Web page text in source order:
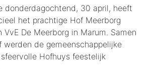
donderdagochtend, 30 april, heeft
het prachtige Hof Meerborg
VvE De Meerborg in Marum. Samen
werden de gemeenschappelijke
Hofhuys feestelijk